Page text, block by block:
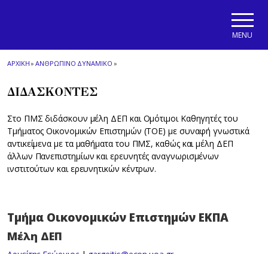
MENU
ΑΡΧΙΚΗ» ΑΝΘΡΩΠΙΝΟ ΔΥΝΑΜΙΚΟ »
ΔΙΔΑΣΚΟΝΤΕΣ
Στο ΠΜΣ διδάσκουν μέλη ΔΕΠ και Ομότιμοι Καθηγητές του
Τμήματος Οικονομικών Επιστημών (ΤΟΕ) με συναφή γνωστικά
αντικείμενα με τα μαθήματα του ΠΜΣ, καθώς και μέλη ΔΕΠ
άλλων Πανεπιστημίων και ερευνητές αναγνωρισμένων
ινστιτούτων και ερευνητικών κέντρων.
Τμήμα Οικονομικών Επιστημών ΕΚΠΑ
Μέλη ΔΕΠ